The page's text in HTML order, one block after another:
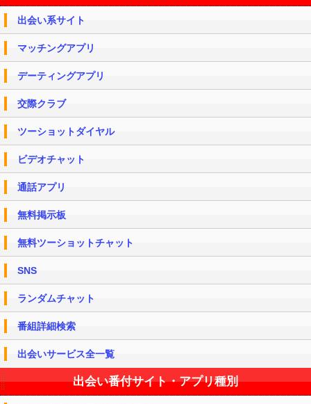
出会い系サイト
マッチングアプリ
デーティングアプリ
交際クラブ
ツーショットダイヤル
ビデオチャット
通話アプリ
無料掲示板
無料ツーショットチャット
SNS
ランダムチャット
番組詳細検索
出会いサービス全一覧
出会い番付サイト・アプリ種別